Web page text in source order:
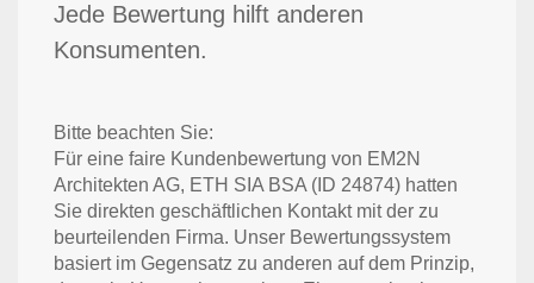
Jede Bewertung hilft anderen
Konsumenten.
Bitte beachten Sie:
Für eine faire Kundenbewertung von EM2N
Architekten AG, ETH SIA BSA (ID 24874) hatten
Sie direkten geschäftlichen Kontakt mit der zu
beurteilenden Firma. Unser Bewertungssystem
basiert im Gegensatz zu anderen auf dem Prinzip,